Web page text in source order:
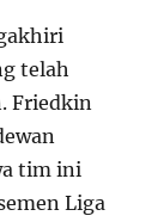
telah
Friedkin
tim ini
Liga